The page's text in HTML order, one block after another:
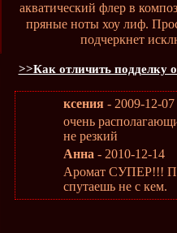
акватический флер в
пряные ноты хоу лиф.
подчеркнет
>>Как отличить подделку
ксения- 2009-12-07
очень
не резкий
Анна - 2010-12-14
Аромат СУПЕР!!!
спутаешь не с кем.